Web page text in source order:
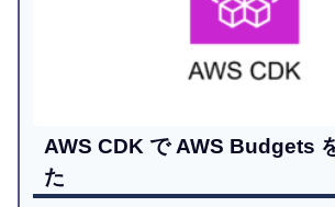
AWS CDK で AWS Budgets
た